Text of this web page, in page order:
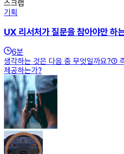
스크랩
기획
UX 리서처가 질문을 참아야만 하
6분
생각하는 것은 다음 중 무엇일까요?①
제공하는가?